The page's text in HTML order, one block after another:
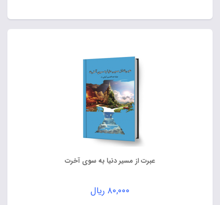
عبرت از مسیر دنیا به سوی آخرت
۸۰,۰۰۰ ریال